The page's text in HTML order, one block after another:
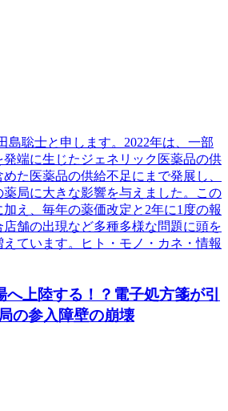
島聡士と申します。2022年は、一部
発端に生じたジェネリック医薬品の供
た医薬品の供給不足にまで発展し、
局に大きな影響を与えました。この
え、毎年の薬価改定と2年に1度の報
舗の出現など多種多様な問題に頭を
ています。ヒト・モノ・カネ・情報
上陸する！？電子処方箋が引
の参入障壁の崩壊